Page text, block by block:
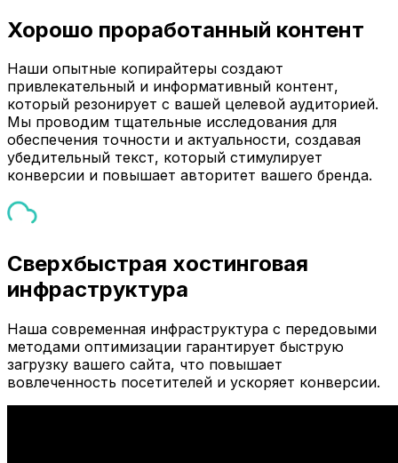
Хорошо проработанный контент
Наши опытные копирайтеры создают
привлекательный и информативный контент,
который резонирует с вашей целевой аудиторией.
Мы проводим тщательные исследования для
обеспечения точности и актуальности, создавая
убедительный текст, который стимулирует
конверсии и повышает авторитет вашего бренда.
Сверхбыстрая хостинговая
инфраструктура
Наша современная инфраструктура с передовыми
методами оптимизации гарантирует быструю
загрузку вашего сайта, что повышает
вовлеченность посетителей и ускоряет конверсии.